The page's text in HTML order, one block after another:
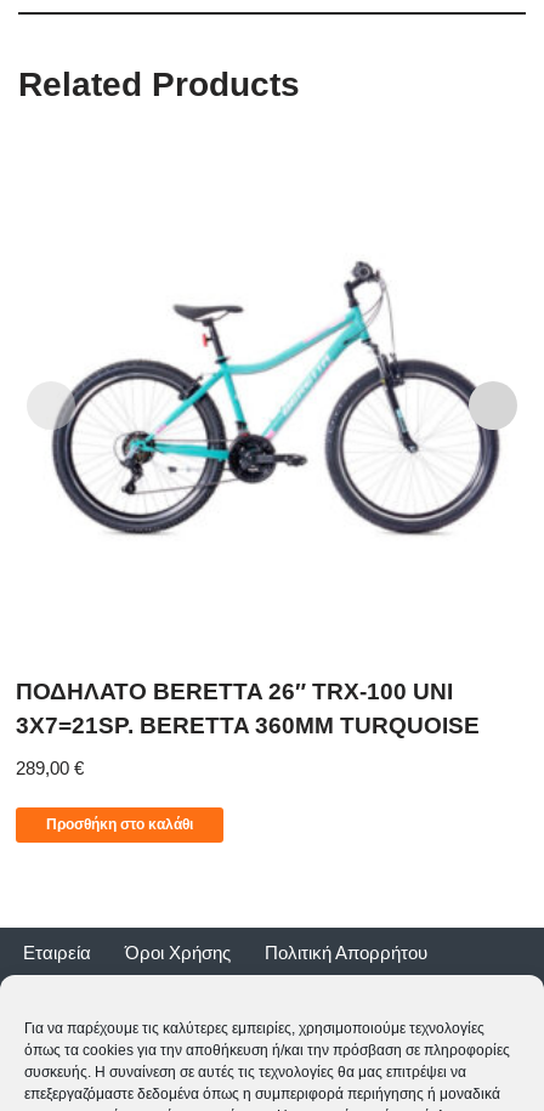
Για να παρέχουμε τις καλύτερες εμπειρίες, χρησιμοποιούμε τεχνολογίες
όπως τα cookies για την αποθήκευση ή/και την πρόσβαση σε πληροφορίες
συσκευής. Η συναίνεση σε αυτές τις τεχνολογίες θα μας επιτρέψει να
επεξεργαζόμαστε δεδομένα όπως η συμπεριφορά περιήγησης ή μοναδικά
Related Products
ΠΟΔΗΛΑΤΟ BERETTA 26″ TRX-100 UNI
3X7=21SP. BERETTA 360MM TURQUOISE
289,00 €
Προσθήκη στο καλάθι
Εταιρεία Όροι Χρήσης
Πολιτική Απορρήτου